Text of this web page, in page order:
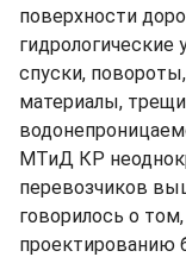
поверхности
спуски,
материалы,
МТиД КР
перевозчиков
говорилось о
проектированию